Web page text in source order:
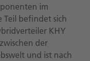
im
Teil befindet sich
KHY
der
und ist nach